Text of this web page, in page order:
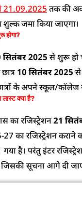
21.09.2025 तक की
शुल्क जमा किया जाएगा।
होगा?
सितंबर 2025 से शुरू हो
10 सितंबर 2025 से
के अपने स्कूल/कॉलेज
क्या है?
का रजिस्ट्रेशन21
27 का रजिस्ट्रेशन कराने
है। परंतु इंटर
सूचना आगे दी